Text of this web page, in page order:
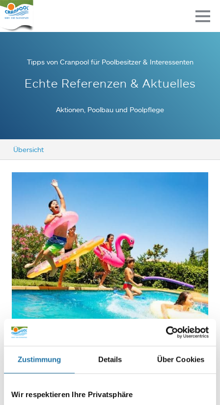
Zustimmung Details Über Cookies
Wir respektieren Ihre Privatsphäre
Tipps von Cranpool für Poolbesitzer & Interessenten
Echte Referenzen & Aktuelles
Aktionen, Poolbau und Poolpflege
Übersicht
BLOGS,GARTEN, POOL UND FREIZEIT • 18. Juni 2020
Ihr Kindergeburtstag fällt heuer
ins Wasser